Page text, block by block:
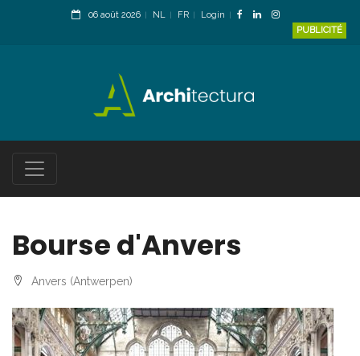
06 août 2026 NL FR
Login
PUBLICITÉ
Bourse d'Anvers
Anvers (Antwerpen)